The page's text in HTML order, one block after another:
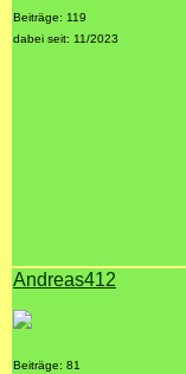
Beiträge: 119
dabei seit: 11/2023
Andreas412
Beiträge: 81